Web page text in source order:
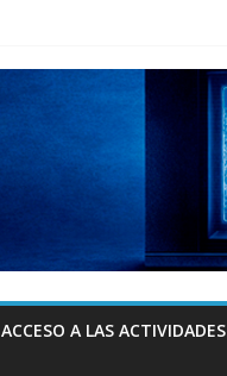
ACCESO A LAS ACTIVIDADES